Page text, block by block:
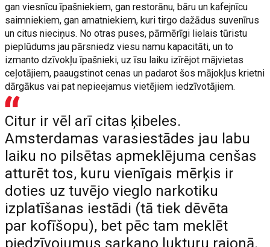
gan viesnīcu īpašniekiem, gan restorānu, bāru un kafejnīcu
saimniekiem, gan amatniekiem, kuri tirgo dažādus suvenīrus
un citus nieciņus. No otras puses, pārmērīgi lielais tūristu
pieplūdums jau pārsniedz viesu namu kapacitāti, un to
izmanto dzīvokļu īpašnieki, uz īsu laiku izīrējot mājvietas
ceļotājiem, paaugstinot cenas un padarot šos mājokļus krietni
dārgākus vai pat nepieejamus vietējiem iedzīvotājiem.
Citur ir vēl arī citas ķibeles.
Amsterdamas varasiestādes jau labu
laiku no pilsētas apmeklējuma cenšas
atturēt tos, kuru vienīgais mērķis ir
doties uz tuvējo vieglo narkotiku
izplatīšanas iestādi (tā tiek dēvēta
par kofīšopu), bet pēc tam meklēt
piedzīvojumus sarkano lukturu rajonā.